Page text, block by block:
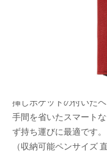
挿しポケットの付いた
手間を省いたスマート
ず持ち運びに最適です。
（収納可能ペンサイズ